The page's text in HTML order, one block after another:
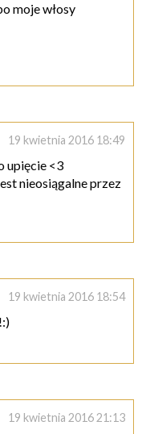
moje włosy
19 kwietnia 2016 18:49
upięcie <3
nieosiągalne przez
19 kwietnia 2016 18:54
19 kwietnia 2016 21:13